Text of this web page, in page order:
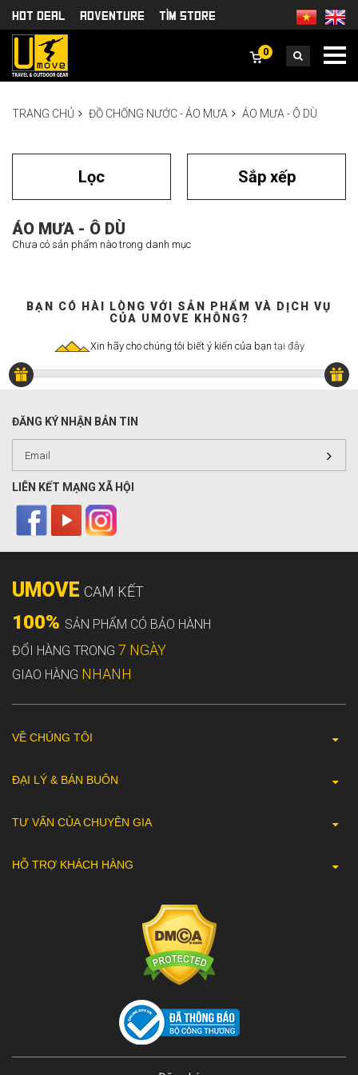
HOT DEAL Adventure TÌm Store
0
TRANG CHỦ ĐỒ CHỐNG NƯỚC - ÁO MƯA ÁO MƯA - Ô DÙ
Lọc Sắp xếp
ÁO MƯA - Ô DÙ
Chưa có sản phẩm nào trong danh mục
BẠN CÓ HÀI LÒNG VỚI SẢN PHẨM VÀ DỊCH VỤ
CỦA UMOVE KHÔNG?
Xin hãy cho chúng tôi biết ý kiến của bạn tại đây
ĐĂNG KÝ NHẬN BẢN TIN
LIÊN KẾT MẠNG XÃ HỘI
UMOVE CAM KẾT
100% SẢN PHẨM CÓ BẢO HÀNH
ĐỔI HÀNG TRONG 7 NGÀY
GIAO HÀNG NHANH
VỀ CHÚNG TÔI
ĐẠI LÝ & BÁN BUÔN
TƯ VẤN CỦA CHUYÊN GIA
HỖ TRỢ KHÁCH HÀNG